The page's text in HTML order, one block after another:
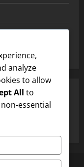
analyze
to allow
All to
essential